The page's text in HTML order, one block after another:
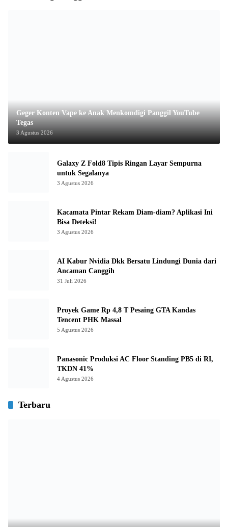
Geger Konten Vape ke Anak Menkomdigi Panggil YouTube
Tegas
3 Agustus 2026
Galaxy Z Fold8 Tipis Ringan Layar Sempurna
untuk Segalanya
3 Agustus 2026
Kacamata Pintar Rekam Diam-diam? Aplikasi Ini
Bisa Deteksi!
3 Agustus 2026
AI Kabur Nvidia Dkk Bersatu Lindungi Dunia dari
Ancaman Canggih
31 Juli 2026
Proyek Game Rp 4,8 T Pesaing GTA Kandas
Tencent PHK Massal
5 Agustus 2026
Panasonic Produksi AC Floor Standing PB5 di RI,
TKDN 41%
4 Agustus 2026
Terbaru